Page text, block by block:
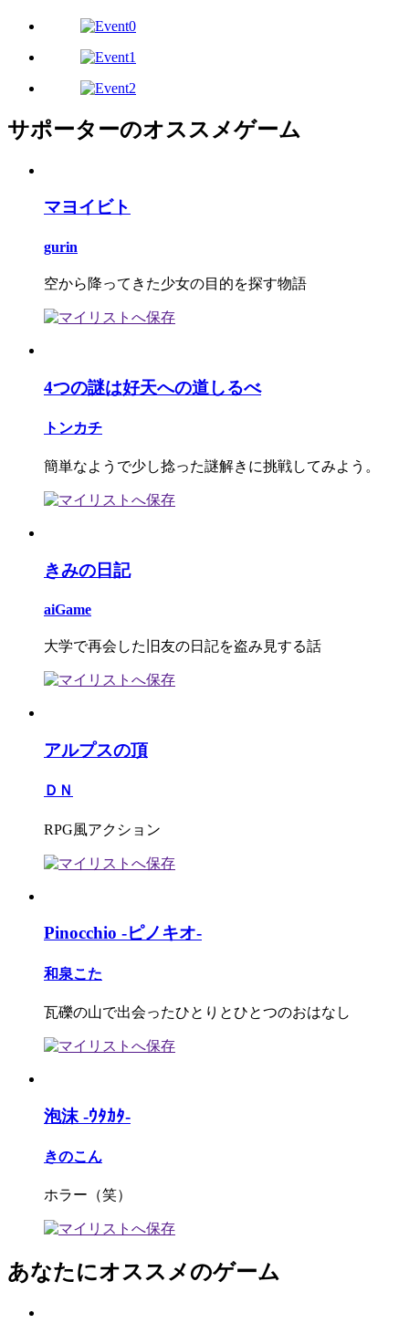
サポーターのオススメゲーム
マヨイビト
gurin
空から降ってきた少女の目的を探す物語
4つの謎は好天への道しるべ
トンカチ
簡単なようで少し捻った謎解きに挑戦してみよう。
きみの日記
aiGame
大学で再会した旧友の日記を盗み見する話
アルプスの頂
ＤＮ
RPG風アクション
Pinocchio -ピノキオ-
和泉こた
瓦礫の山で出会ったひとりとひとつのおはなし
泡沫 -ｳﾀｶﾀ-
きのこん
ホラー（笑）
あなたにオススメのゲーム